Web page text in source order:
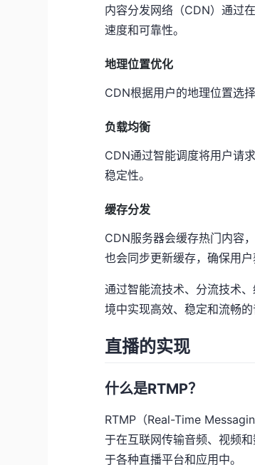
内容分发网络（CDN）通过
速度和可靠性。
地理位置优化
CDN根据用户的地理位置选
负载均衡
CDN通过智能调度将用户请
稳定性。
缓存分发
CDN服务器会缓存热门内容
也会同步更新缓存，确保用户
通过智能流技术、分流技术
境中实现高效、稳定和流畅
直播的实现
什么是RTMP？
RTMP（Real-Time
于在互联网传输音频、视频
于各种直播平台和应用中。